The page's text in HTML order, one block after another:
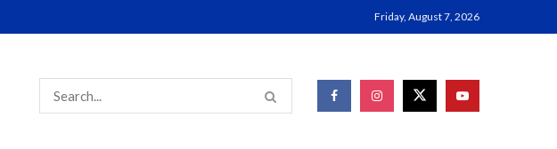
Friday, August 7, 2026